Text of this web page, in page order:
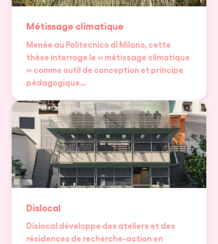
Métissage climatique
Menée au Politecnico di Milano, cette
thèse interroge le « métissage climatique
» comme outil de conception et principe
pédagogique…
Dislocal
Dislocal développe des ateliers et des
résidences de recherche-action en